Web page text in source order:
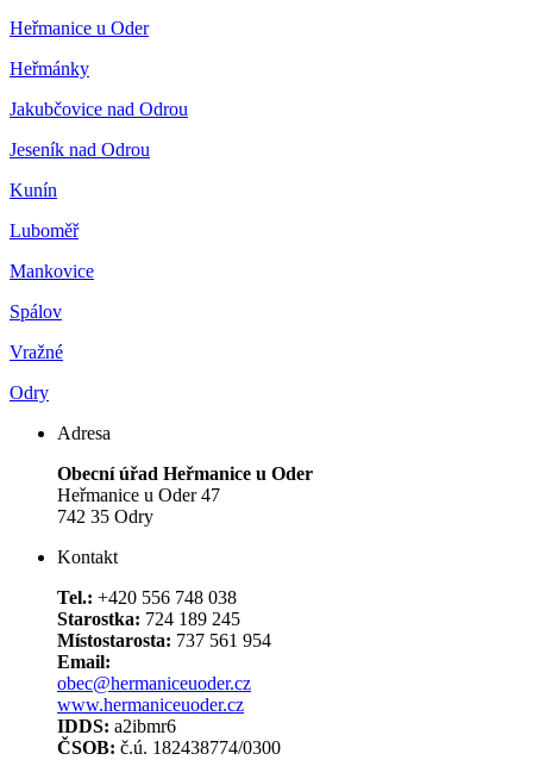
Heřmanice u Oder
Heřmánky
Jakubčovice nad Odrou
Jeseník nad Odrou
Kunín
Luboměř
Mankovice
Spálov
Vražné
Odry
Adresa
Obecní úřad Heřmanice u Oder
Heřmanice u Oder 47
742 35 Odry
Kontakt
Tel.: +420 556 748 038
Starostka: 724 189 245
Místostarosta: 737 561 954
Email:
obec@hermaniceuoder.cz
www.hermaniceuoder.cz
IDDS: a2ibmr6
ČSOB: č.ú. 182438774/0300